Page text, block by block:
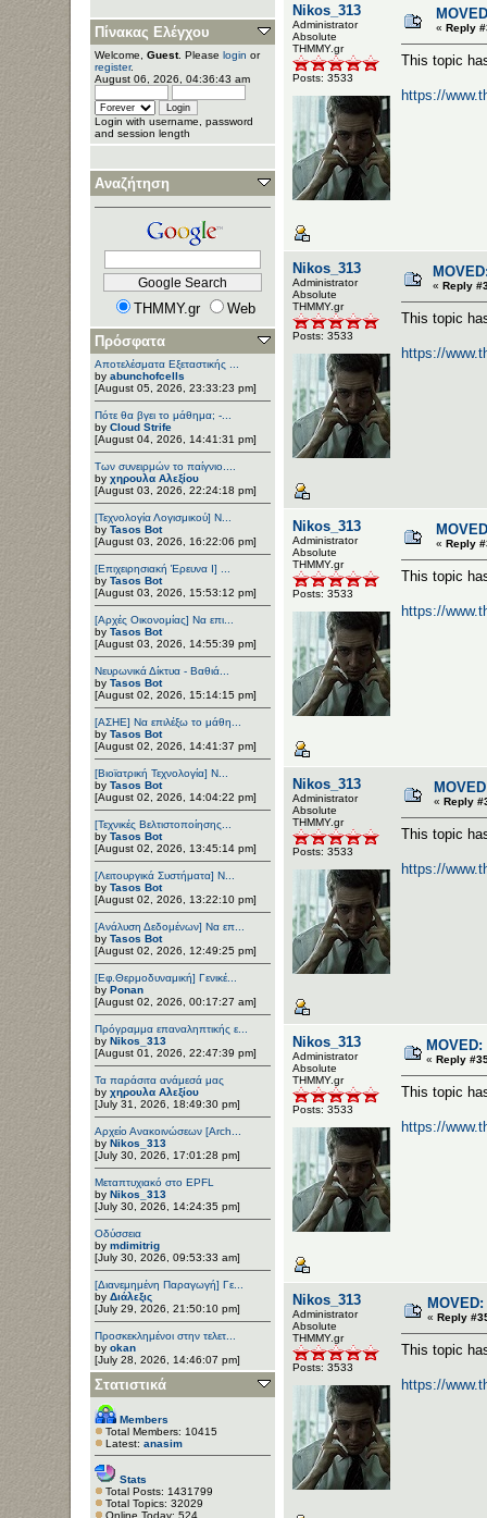
Πίνακας Ελέγχου
Welcome, Guest. Please login or
register.
August 06, 2026, 04:36:43 am
Login with username, password
and session length
Αναζήτηση
THMMY.gr
Web
Πρόσφατα
Αποτελέσματα Εξεταστικής ...
by abunchofcells
[August 05, 2026, 23:33:23 pm]
Πότε θα βγει το μάθημα; -...
by Cloud Strife
[August 04, 2026, 14:41:31 pm]
Των συνειρμών το παίγνιο....
by χηρουλα Αλεξίου
[August 03, 2026, 22:24:18 pm]
[Τεχνολογία Λογισμικού] Ν...
by Tasos Bot
[August 03, 2026, 16:22:06 pm]
[Επιχειρησιακή Έρευνα Ι] ...
by Tasos Bot
[August 03, 2026, 15:53:12 pm]
[Αρχές Οικονομίας] Να επι...
by Tasos Bot
[August 03, 2026, 14:55:39 pm]
Νευρωνικά Δίκτυα - Βαθιά...
by Tasos Bot
[August 02, 2026, 15:14:15 pm]
[ΑΣΗΕ] Να επιλέξω το μάθη...
by Tasos Bot
[August 02, 2026, 14:41:37 pm]
[Βιοϊατρική Τεχνολογία] Ν...
by Tasos Bot
[August 02, 2026, 14:04:22 pm]
[Τεχνικές Βελτιστοποίησης...
by Tasos Bot
[August 02, 2026, 13:45:14 pm]
[Λειτουργικά Συστήματα] Ν...
by Tasos Bot
[August 02, 2026, 13:22:10 pm]
[Ανάλυση Δεδομένων] Να επ...
by Tasos Bot
[August 02, 2026, 12:49:25 pm]
[Εφ.Θερμοδυναμική] Γενικέ...
by Ponan
[August 02, 2026, 00:17:27 am]
Πρόγραμμα επαναληπτικής ε...
by Nikos_313
[August 01, 2026, 22:47:39 pm]
Τα παράσιτα ανάμεσά μας
by χηρουλα Αλεξίου
[July 31, 2026, 18:49:30 pm]
Αρχείο Ανακοινώσεων [Arch...
by Nikos_313
[July 30, 2026, 17:01:28 pm]
Μεταπτυχιακό στο EPFL
by Nikos_313
[July 30, 2026, 14:24:35 pm]
Οδύσσεια
by mdimitrig
[July 30, 2026, 09:53:33 am]
[Διανεμημένη Παραγωγή] Γε...
by Διάλεξις
[July 29, 2026, 21:50:10 pm]
Προσκεκλημένοι στην τελετ...
by okan
[July 28, 2026, 14:46:07 pm]
Στατιστικά
Members
Total Members: 10415
Latest: anasim
Stats
Total Posts: 1431799
Total Topics: 32029
Online Today: 524
Nikos_313
Administrator
Αbsolute
ΤΗΜΜΥ.gr
Posts: 3533
« Reply
This topic
https://
Nikos_313
Administrator
Αbsolute
ΤΗΜΜΥ.gr
Posts: 3533
« Reply
This topic
https://
Nikos_313
Administrator
Αbsolute
ΤΗΜΜΥ.gr
Posts: 3533
« Reply
This topic
https://
Nikos_313
Administrator
Αbsolute
ΤΗΜΜΥ.gr
Posts: 3533
« Reply
This topic
https://
Nikos_313
Administrator
Αbsolute
ΤΗΜΜΥ.gr
Posts: 3533
« Reply
This topic
https://
Nikos_313
Administrator
Αbsolute
ΤΗΜΜΥ.gr
Posts: 3533
« Reply
This topic
https://